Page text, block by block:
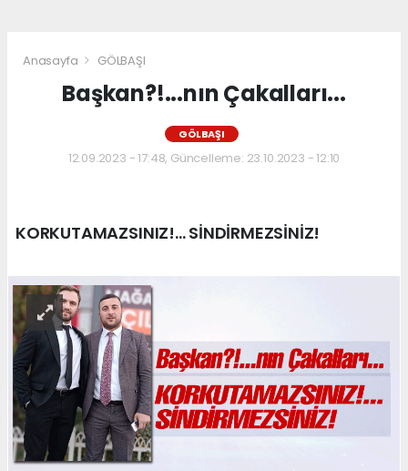
Anasayfa GÖLBAŞI
Başkan?!...nın Çakalları...
GÖLBAŞI
12.09.2023 - 17:48, Güncelleme: 23.10.2023 - 12:10
KORKUTAMAZSINIZ!... SİNDİRMEZSİNİZ!